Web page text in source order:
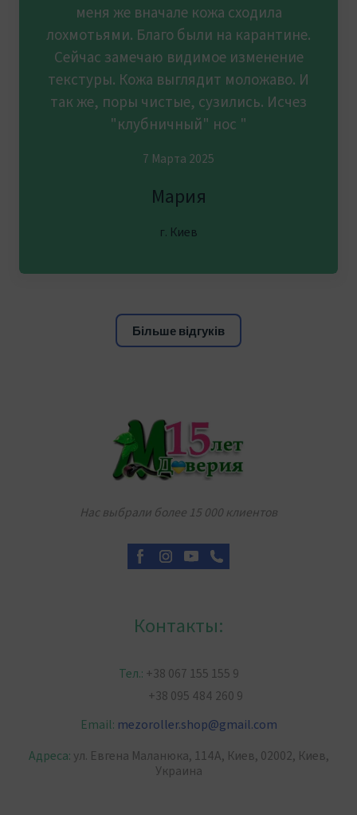
меня же вначале кожа сходила
лохмотьями. Благо были на карантине.
Сейчас замечаю видимое изменение
текстуры. Кожа выглядит моложаво. И
так же, поры чистые, сузились. Исчез
"клубничный" нос "
7 Марта 2025
Мария
г. Киев
Більше відгуків
Нас выбрали более 15 000 клиентов
Контакты:
Тел.: +38 067 155 155 9
+38 095 484 260 9
Email: mezoroller.shop@gmail.com
Адреса: ул. Евгена Маланюка, 114А, Киев, 02002, Киев,
Украина